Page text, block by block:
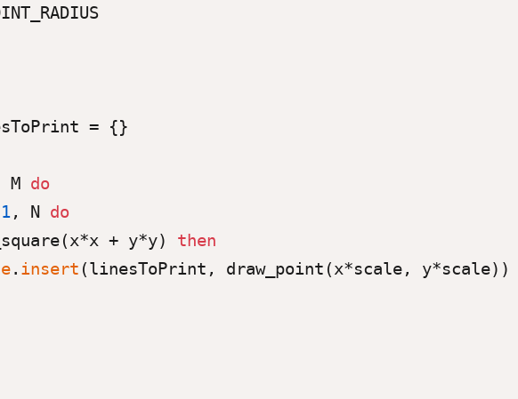
= {}
do
1, N do
+ y*y) then
. insert (linesToPrint, draw_point(x*scale, y*scale))